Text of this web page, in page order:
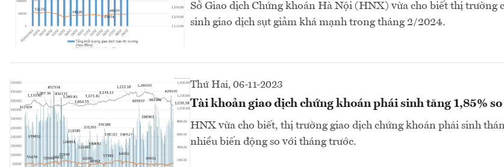
Sở Giao dịch Chứng khoán Hà Nội (HNX) vừa cho biết thị trường
sinh giao dịch sụt giảm khá mạnh trong tháng 2/2024.
Thứ Hai, 06-11-2023
Tài khoản giao dịch chứng khoán phái sinh tăng 1,85%
HNX vừa cho biết, thị trường giao dịch chứng khoán phái sinh
nhiều biến động so với tháng trước.